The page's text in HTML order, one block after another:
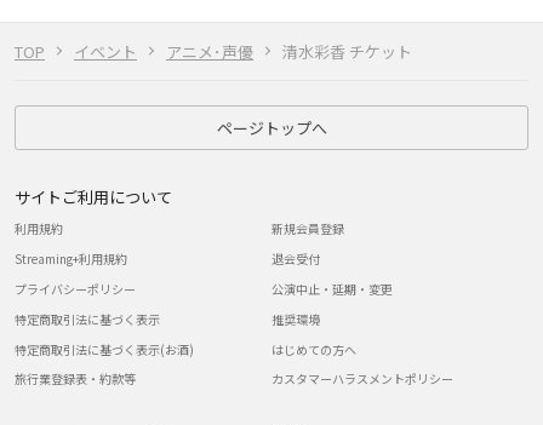
TOP イベント アニメ･声優 清水彩香 チケット
ページトップへ
サイトご利用について
利用規約
Streaming+利用規約
プライバシーポリシー
特定商取引法に基づく表示
特定商取引法に基づく表示(お酒)
旅行業登録表・約款等
新規会員登録
退会受付
公演中止・延期・変更
推奨環境
はじめての方へ
カスタマーハラスメントポリシー